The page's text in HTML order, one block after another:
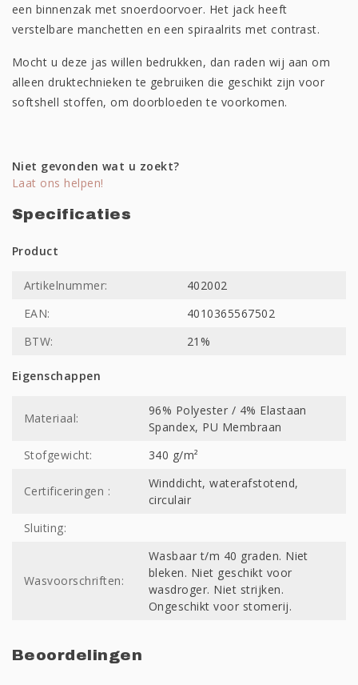
een binnenzak met snoerdoorvoer. Het jack heeft
verstelbare manchetten en een spiraalrits met contrast.
Mocht u deze jas willen bedrukken, dan raden wij aan om
alleen druktechnieken te gebruiken die geschikt zijn voor
softshell stoffen, om doorbloeden te voorkomen.
Niet gevonden wat u zoekt?
Laat ons helpen!
Specificaties
Product
Artikelnummer:
402002
EAN:
4010365567502
BTW:
21%
Eigenschappen
Materiaal:
96% Polyester / 4% Elastaan
Spandex, PU Membraan
Stofgewicht:
340 g/m²
Certificeringen :
Winddicht, waterafstotend,
circulair
Sluiting:
Wasvoorschriften:
Wasbaar t/m 40 graden. Niet
bleken. Niet geschikt voor
wasdroger. Niet strijken.
Ongeschikt voor stomerij.
Beoordelingen